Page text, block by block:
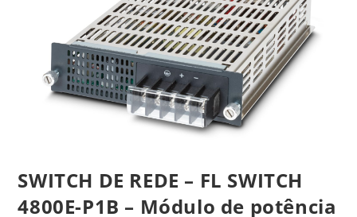
SWITCH DE REDE – FL SWITCH
4800E-P1B – Módulo de potência